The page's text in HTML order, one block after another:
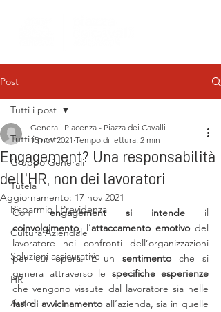
Post
Tutti i post
Gruppo Generali
Tutela
Risparmio | Previdenza
Cultura Aziendale
Soluzioni assicurative
HR
Auto
Tutti i post
Engagement? Una responsabilità
dell’HR, non dei lavoratori
Generali Piacenza - Piazza dei Cavalli
15 nov 2021 Tempo di lettura: 2 min
Aggiornamento: 17 nov 2021
Con engagement si intende
coinvolgimento, l’attaccamento emotivo del
lavoratore nei confronti dell’organizzazioni
per cui opera. È un sentimento che si
genera attraverso le specifiche esperienze
fasi di avvicinamento all’azienda, sia in quelle